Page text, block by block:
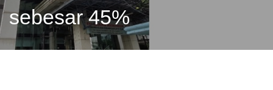
sebesar 45%